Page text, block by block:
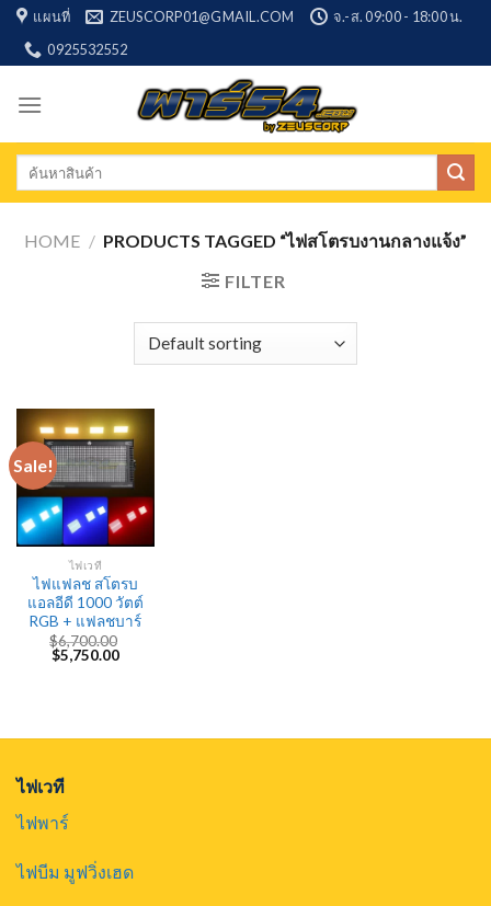
Skip
content
แผนที่ ZEUSCORP01@GMAIL.COM
จ.-ส. 09:00 - 18:00 น.
0925532552
Search
HOME / PRODUCTS TAGGED “ไฟสโตรบงานกลางแจ้ง”
FILTER
Sale!
ไฟเวที
ไฟแฟลช สโตรบ
แอลอีดี 1000 วัตต์
RGB + แฟลชบาร์
$6,700.00
Original
price
$5,750.00Current
ไฟเวที
ไฟพาร์
ไฟบีม มูฟวิ่งเฮด